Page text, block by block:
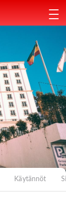
Käytännöt